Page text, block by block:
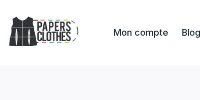
Mon compte Blog